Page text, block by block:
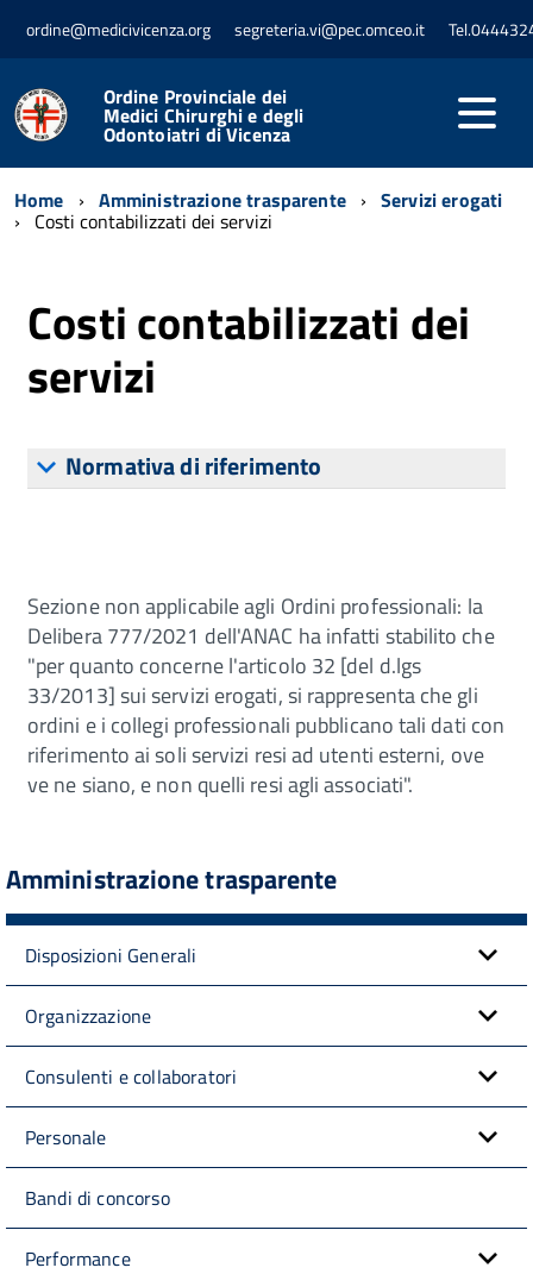
ordine@medicivicenza.org segreteria.vi@pec.omceo.it
Ordine Provinciale dei
Medici Chirurghi e degli
Odontoiatri di Vicenza
Home Amministrazione trasparente Servizi erogati
Costi contabilizzati dei servizi
Costi contabilizzati dei
servizi
Normativa di riferimento
Sezione non applicabile agli Ordini professionali: la
Delibera 777/2021 dell'ANAC ha infatti stabilito che
"per quanto concerne l'articolo 32 [del d.lgs
33/2013] sui servizi erogati, si rappresenta che gli
ordini e i collegi professionali pubblicano tali dati con
riferimento ai soli servizi resi ad utenti esterni, ove
ve ne siano, e non quelli resi agli associati".
Amministrazione trasparente
Disposizioni Generali
Organizzazione
Consulenti e collaboratori
Personale
Bandi di concorso
Performance